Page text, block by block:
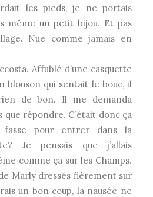
les pieds, je ne portais
même un petit bijou. Et pas
Nue comme jamais en
Affublé d’une casquette
blouson qui sentait le bouc, il
de bon. Il me demanda
que répondre. C’était donc ça
pour entrer dans la
Je pensais que j’allais
comme ça sur les Champs.
Marly dressés fièrement sur
un bon coup, la nausée ne